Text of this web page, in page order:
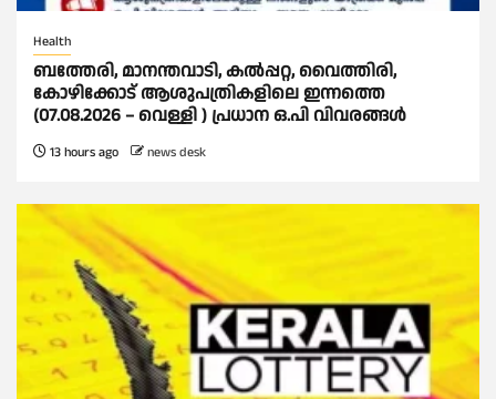
Health
ബത്തേരി, മാനന്തവാടി, കൽപ്പറ്റ, വൈത്തിരി,
കോഴിക്കോട് ആശുപത്രികളിലെ ഇന്നത്തെ
(07.08.2026 – വെള്ളി ) പ്രധാന ഒ.പി വിവരങ്ങൾ
13 hours ago news desk